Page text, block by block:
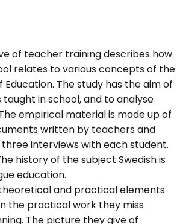
of teacher training describes how
relates to various concepts of the
The study has the aim of
in school, and to analyse
empirical material is made up of
written by teachers and
interviews with each student.
history of the subject Swedish is
education.
and practical elements
the practical work they miss
The picture they give of